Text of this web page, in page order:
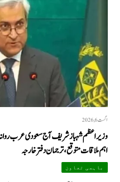
اگست 6, 2026
وزیراعظم شہباز شریف آج سعودی عرب
اہم ملاقات متوقع، ترجمان دفتر خارجہ
باہمی تعاون